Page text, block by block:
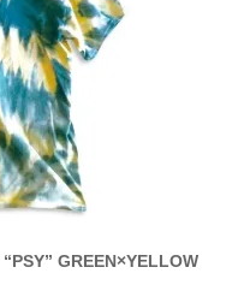
GREEN×YELLOW